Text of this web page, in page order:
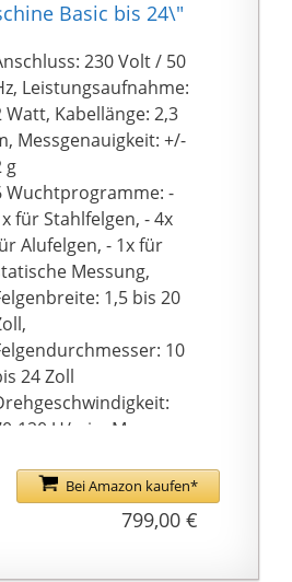
Basic bis 24\"
230 Volt / 50
Leistungsaufnahme:
Watt, Kabellänge: 2,3
Messgenauigkeit: +/-
g
Wuchtprogramme: -
für Stahlfelgen, - 4x
Alufelgen, - 1x für
Messung,
1,5 bis 20
10
24 Zoll
120 U/min, Max.
Messzeit: Ca. 10
Sekunden
Ø Gewindespindel: 36
Bei Amazon kaufen*
799,00 €